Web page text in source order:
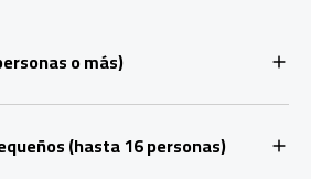
o más)
(hasta 16 personas)